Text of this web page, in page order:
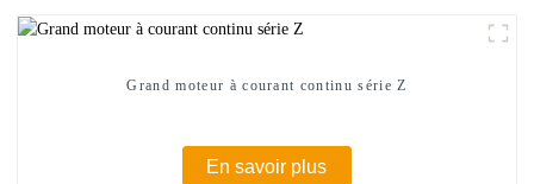
Grand moteur à courant continu série Z
En savoir plus